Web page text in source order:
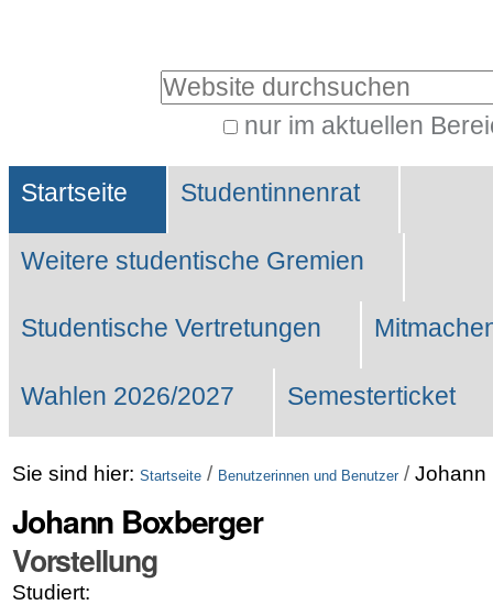
Website durchsuchen
nur im aktuellen
Suche…
Sektionen
Startseite Studentinnenrat
Weitere studentische Gremien
Studentische Vertretungen
Wahlen 2026/2027 Semesterticket
Sie sind hier: Startseite / Benutzerinnen und Benutzer / Johann
Johann Boxberger
Vorstellung
Studiert: